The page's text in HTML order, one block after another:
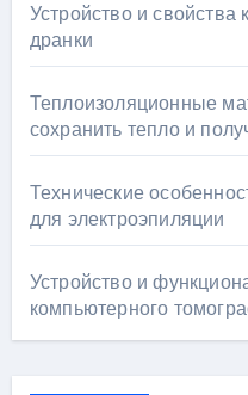
Устройство и свойства
дранки
Теплоизоляционные
сохранить тепло и
Технические
для электроэпиляции
Устройство и
компьютерного